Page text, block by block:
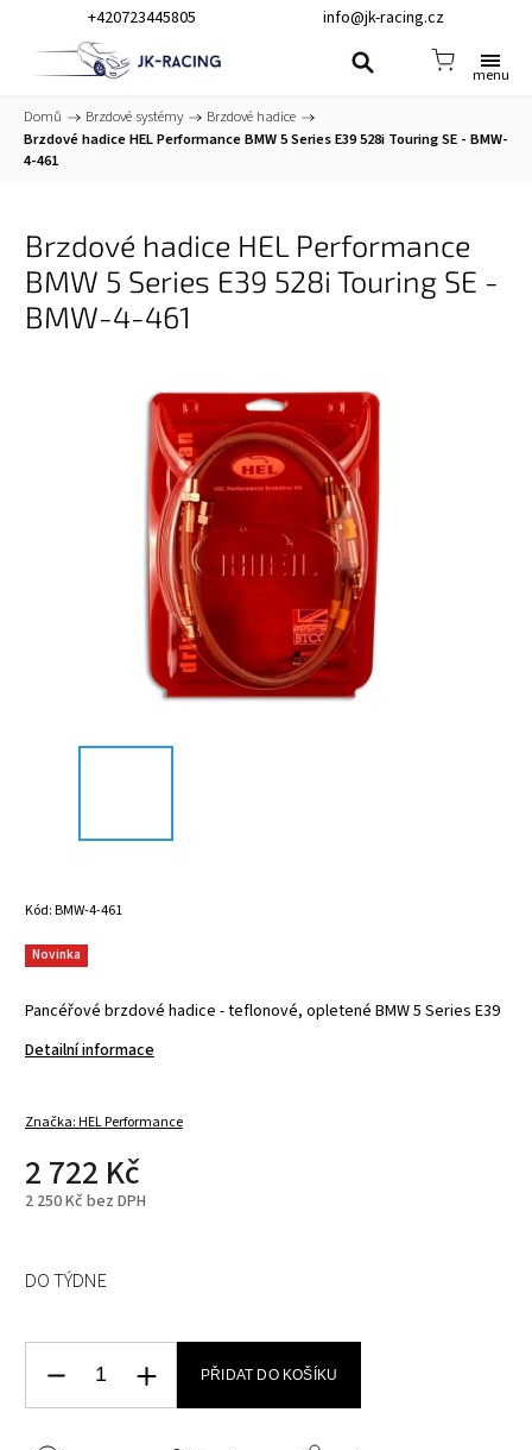
+420723445805 info@jk-racing.cz
Domů / Brzdové systémy / Brzdové hadice /
Brzdové hadice HEL Performance BMW 5 Series E39 528i Touring SE - BMW-
4-461
Brzdové hadice HEL Performance
BMW 5 Series E39 528i Touring SE -
BMW-4-461
Kód:BMW-4-461
Pancéřové brzdové hadice - teflonové, opletené BMW 5 Series E39
Detailní informace
Novinka
Značka:HEL Performance
2 722 Kč
2 250 Kč bez DPH
DO TÝDNE
PŘIDAT DO KOŠÍKU